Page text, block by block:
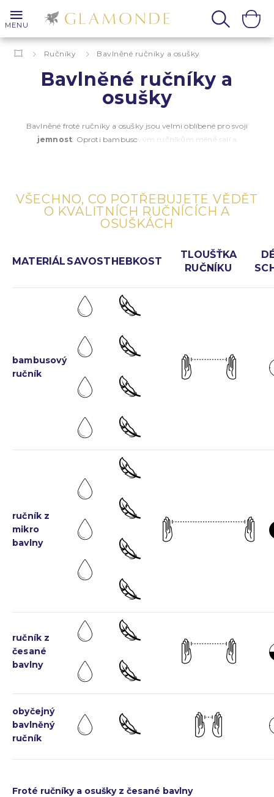
MENU
Ručníky Bavlněné ručníky a osušky
Bavlněné ručníky a
osušky
Bavlněné froté ručníky a osušky jsou velmi oblíbené pro svoji
jemnost. Oproti bambusovým ručníkům méně sají a
defektní vlákna a zůstala v ní jen rovnoměrná vlákna. Froté
ručníky a osušky z česané bavlny jsou kvalitní, neztrácí
chomáčky vláken a dosahují delší životnosti než ručníky
VŠECHNO, CO POTŘEBUJETE VĚDĚT
O KVALITNÍCH RUČNÍCÍCH A
OSUŠKÁCH
MATERIÁL SAVOSTHEBKOST
TLOUŠŤKA
RUČNÍKU
bambusový
ručník
ručník z
mikro
bavlny
ručník z
česané
bavlny
obyčejný
bavlněný
ručník
Froté ručníky a osušky z česané bavlny